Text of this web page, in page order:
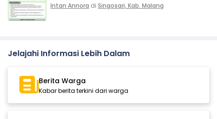
Intan Annora di Singosari, Kab. Malang
Jelajahi Informasi Lebih Dalam
Berita Warga
Kabar berita terkini dari warga